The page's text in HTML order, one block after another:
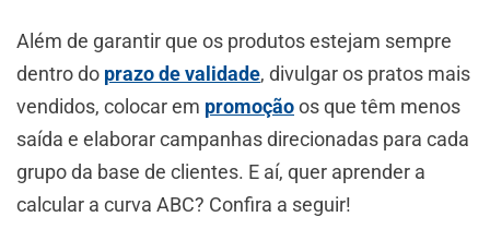
Além de garantir que os produtos estejam sempre
dentro do prazo de validade, divulgar os pratos mais
vendidos, colocar em promoçãoos que têm menos
saída e elaborar campanhas direcionadas para cada
grupo da base de clientes. E aí, quer aprender a
calcular a curva ABC? Confira a seguir!